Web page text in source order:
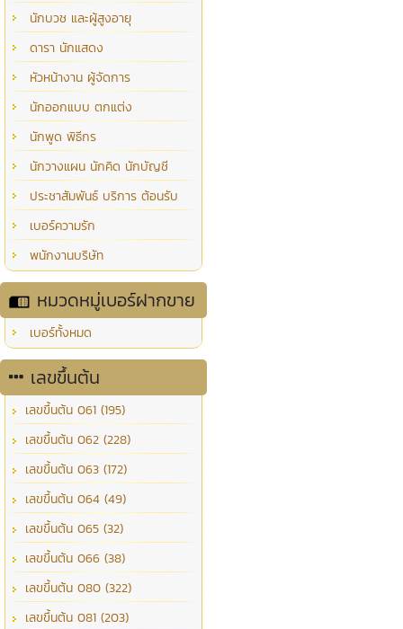
นักบวช และผู้สูงอายุ
ดารา นักแสดง
หัวหน้างาน ผู้จัดการ
นักออกแบบ ตกแต่ง
นักพูด พิธีกร
นักวางแผน นักคิด นักบัญชี
ประชาสัมพันธ์ บริการ ต้อนรับ
เบอร์ความรัก
พนักงานบริษัท
หมวดหมู่เบอร์ฝากขาย
เบอร์ทั้งหมด
เลขขึ้นต้น
เลขขึ้นต้น 061 (195)
เลขขึ้นต้น 062 (228)
เลขขึ้นต้น 063 (172)
เลขขึ้นต้น 064 (49)
เลขขึ้นต้น 065 (32)
เลขขึ้นต้น 066 (38)
เลขขึ้นต้น 080 (322)
เลขขึ้นต้น 081 (203)